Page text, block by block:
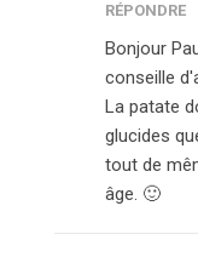
RÉPONDRE
Bonjour
conseille
La patate
glucides
tout de
âge. 🙂